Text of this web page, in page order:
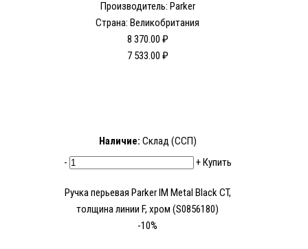
Производитель: Parker
Страна: Великобритания
8 370.00 ₽
7 533.00 ₽
Наличие: Склад (ССП)
-
+Купить
Ручка перьевая Parker IM Metal Black CT,
толщина линии F, хром (S0856180)
-10%